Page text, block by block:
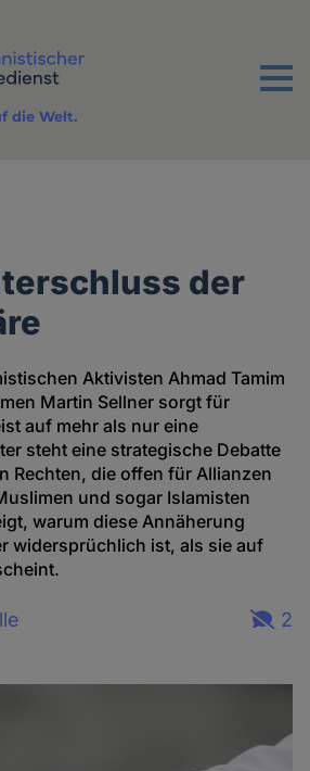
Menu
die Welt.
der
Aktivisten Ahmad Tamim
Martin Sellner sorgt für
auf mehr als nur eine
steht eine strategische Debatte
Rechten, die offen für Allianzen
und sogar Islamisten
warum diese Annäherung
widersprüchlich ist, als sie auf
2